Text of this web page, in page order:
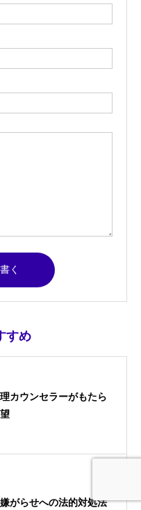
すめ
カウンセラーがもたら
がらせへの法的対処法